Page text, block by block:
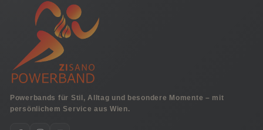
Powerbands für Stil, Alltag und besondere Momente – mit
persönlichem Service aus Wien.